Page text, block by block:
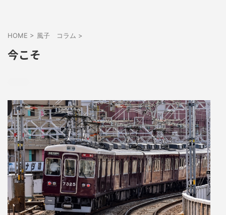
HOME > 風子 コラム >
今こそ